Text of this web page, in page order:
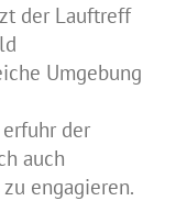
der Lauftreff
Umgebung
der
auch
engagieren.